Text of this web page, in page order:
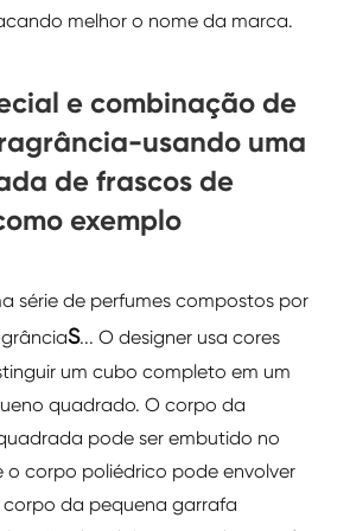
melhor o nome da marca.
e combinação de
usando uma
de frascos de
exemplo
série de perfumes compostos por
S... O designer usa cores
um cubo completo em um
quadrado. O corpo da
pode ser embutido no
o corpo poliédrico pode envolver
da pequena garrafa